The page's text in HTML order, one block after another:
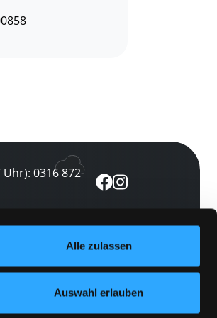
Alle zulassen
Auswahl erlauben
0316 872-
verpassen